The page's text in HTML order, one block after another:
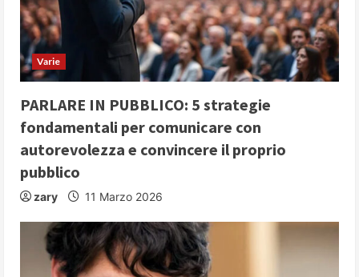
a
d
i
n
g
Varie
PARLARE IN PUBBLICO: 5 strategie
fondamentali per comunicare con
autorevolezza e convincere il proprio
pubblico
zary 11 Marzo 2026